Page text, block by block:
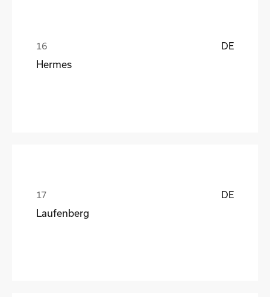
DE
Hermes
DE
Laufenberg